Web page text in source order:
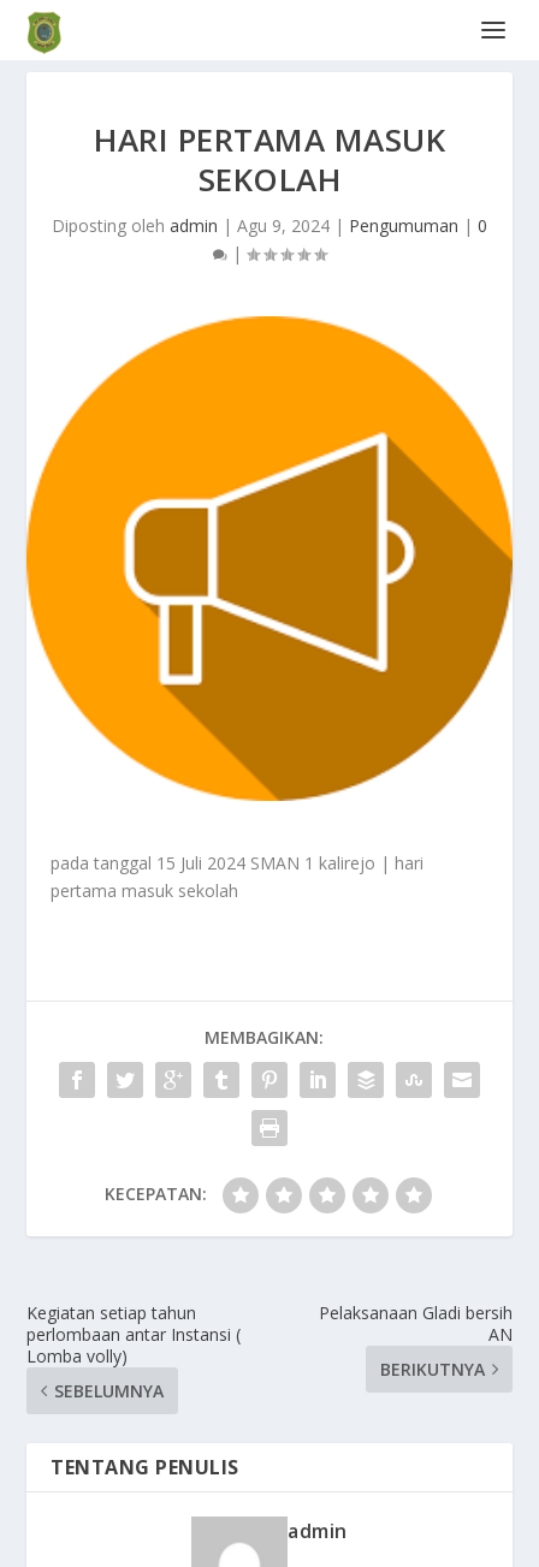
HARI PERTAMA MASUK
SEKOLAH
Diposting oleh admin | Agu 9, 2024 | Pengumuman | 0
|
pada tanggal 15 Juli 2024 SMAN 1 kalirejo | hari
pertama masuk sekolah
MEMBAGIKAN:
KECEPATAN:
Kegiatan setiap tahun
perlombaan antar Instansi (
Lomba volly)
SEBELUMNYA
Pelaksanaan Gladi bersih
AN
BERIKUTNYA
TENTANG PENULIS
admin